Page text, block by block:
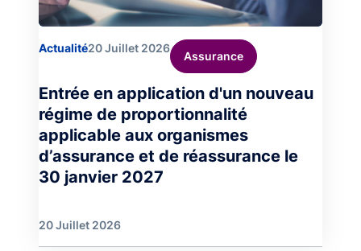
Actualité20 Juillet 2026
Assurance
Entrée en application d'un nouveau
régime de proportionnalité
applicable aux organismes
d’assurance et de réassurance le
30 janvier 2027
20 Juillet 2026